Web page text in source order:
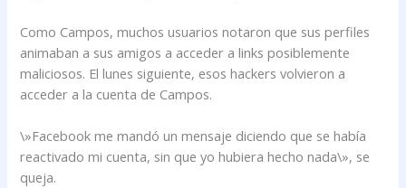
Como Campos, muchos usuarios notaron que sus perfiles
animaban a sus amigos a acceder a links posiblemente
maliciosos. El lunes siguiente, esos hackers volvieron a
acceder a la cuenta de Campos.
\»Facebook me mandó un mensaje diciendo que se había
reactivado mi cuenta, sin que yo hubiera hecho nada\», se
queja.